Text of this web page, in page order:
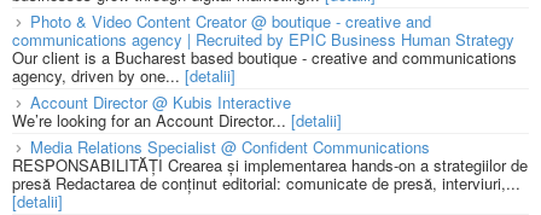
Photo & Video Content Creator @ boutique - creative and
communications agency | Recruited by EPIC Business Human Strategy
Our client is a Bucharest based boutique - creative and communications
agency, driven by one... [detalii]
Account Director @ Kubis Interactive
We’re looking for an Account Director... [detalii]
Media Relations Specialist @ Confident Communications
RESPONSABILITĂȚI Crearea și implementarea hands-on a strategiilor de
presă Redactarea de conținut editorial: comunicate de presă, interviuri,...
[detalii]